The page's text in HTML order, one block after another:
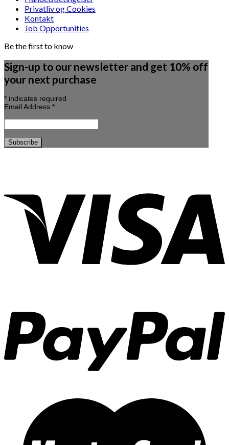
Privatliv og Cookies
Kontakt
Job Opportunities
Be the first to know
Sign-up to our newsletter and get 10% off
your next purchase
* indicates required
Email Address *